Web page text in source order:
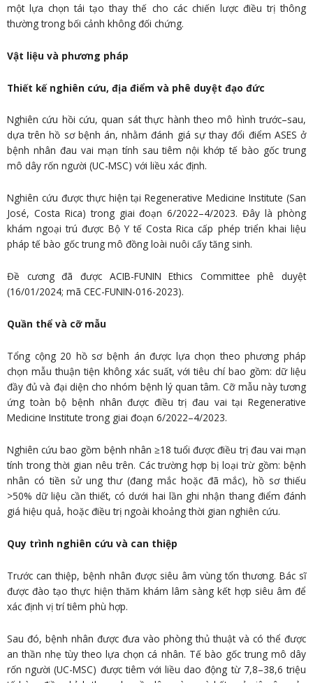
một lựa chọn tái tạo thay thế cho các chiến lược điều trị thông
thường trong bối cảnh không đối chứng.
Vật liệu và phương pháp
Thiết kế nghiên cứu, địa điểm và phê duyệt đạo đức
Nghiên cứu hồi cứu, quan sát thực hành theo mô hình trước–sau,
dựa trên hồ sơ bệnh án, nhằm đánh giá sự thay đổi điểm ASES ở
bệnh nhân đau vai mạn tính sau tiêm nội khớp tế bào gốc trung
mô dây rốn người (UC-MSC) với liều xác định.
Nghiên cứu được thực hiện tại Regenerative Medicine Institute (San
José, Costa Rica) trong giai đoạn 6/2022–4/2023. Đây là phòng
khám ngoại trú được Bộ Y tế Costa Rica cấp phép triển khai liệu
pháp tế bào gốc trung mô đồng loài nuôi cấy tăng sinh.
Đề cương đã được ACIB-FUNIN Ethics Committee phê duyệt
(16/01/2024; mã CEC-FUNIN-016-2023).
Quần thể và cỡ mẫu
Tổng cộng 20 hồ sơ bệnh án được lựa chọn theo phương pháp
chọn mẫu thuận tiện không xác suất, với tiêu chí bao gồm: dữ liệu
đầy đủ và đại diện cho nhóm bệnh lý quan tâm. Cỡ mẫu này tương
ứng toàn bộ bệnh nhân được điều trị đau vai tại Regenerative
Medicine Institute trong giai đoạn 6/2022–4/2023.
Nghiên cứu bao gồm bệnh nhân ≥18 tuổi được điều trị đau vai mạn
tính trong thời gian nêu trên. Các trường hợp bị loại trừ gồm: bệnh
nhân có tiền sử ung thư (đang mắc hoặc đã mắc), hồ sơ thiếu
>50% dữ liệu cần thiết, có dưới hai lần ghi nhận thang điểm đánh
giá hiệu quả, hoặc điều trị ngoài khoảng thời gian nghiên cứu.
Quy trình nghiên cứu và can thiệp
Trước can thiệp, bệnh nhân được siêu âm vùng tổn thương. Bác sĩ
được đào tạo thực hiện thăm khám lâm sàng kết hợp siêu âm để
xác định vị trí tiêm phù hợp.
Sau đó, bệnh nhân được đưa vào phòng thủ thuật và có thể được
an thần nhẹ tùy theo lựa chọn cá nhân. Tế bào gốc trung mô dây
rốn người (UC-MSC) được tiêm với liều dao động từ 7,8–38,6 triệu